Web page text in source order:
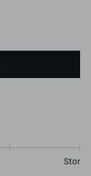
Stor